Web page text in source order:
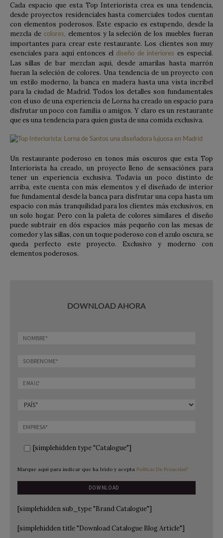
Cada espacio que esta Top Interiorista crea es una tendencia,
desde proyectos residenciales hasta comerciales todos cuentan
con elementos poderosos. Este espacio es estupendo, desde la
mezcla de colores, elementos y la seleción de los muebles fueran
importantes para crear este restaurante. Los clientes son muy
esenciales para aquí entonces eldiseño de interiores es especial.
Las sillas de bar mezclan aqui, desde amarilas hasta marrón
fueran la seleción de colores. Una tendencia de un proyecto con
un estilo moderno, la banca en madera hasta una vista incribel
para la ciudad de Madrid. Todos los detalles son fundamentales
con el uso de una experiencia de Lorna ha creado un espacio para
disfrutar un poco con familia o amigos. Y claro es un restaurante
que es una tendencia para quíen gusta de una comida exclusiva.
Un restaurante poderoso en tonos más oscuros que esta Top
Interiorista ha creado, un proyecto lleno de sensaciónes para
tener un experiencia exclusiva. Todavia un poco distinto de
arriba, este cuenta con más elementos y el diseñado de interior
fue fundamental desde la banca para disfrutar una copa hasta um
espacio con más tranquilidad para los clientes más exclusivos, en
un solo hogar. Pero con la paleta de colores similares el diseño
puede subtrair en dós espacios más pequeño con las mesas de
comedor y las sillas, con un toque poderoso con el azulo oscura, se
queda perfecto este proyecto. Exclusivo y moderno con
elementos poderosos.
DOWNLOAD AHORA
Marque aquí para indicar que ha leído y acepta Politicas De Privacidad*
[simplehidden type "Catalogue"]
[simplehidden sub_type "Brand Catalogue"]
[simplehidden title "Download Catalogue Blog Article"]